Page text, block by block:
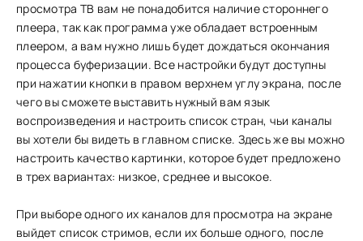
просмотра ТВ вам не понадобится наличие стороннего
плеера, так как программа уже обладает встроенным
плеером, а вам нужно лишь будет дождаться окончания
процесса буферизации. Все настройки будут доступны
при нажатии кнопки в правом верхнем углу экрана, после
чего вы сможете выставить нужный вам язык
воспроизведения и настроить список стран, чьи каналы
вы хотели бы видеть в главном списке. Здесь же вы можно
настроить качество картинки, которое будет предложено
в трех вариантах: низкое, среднее и высокое.
При выборе одного их каналов для просмотра на экране
выйдет список стримов, если их больше одного, после